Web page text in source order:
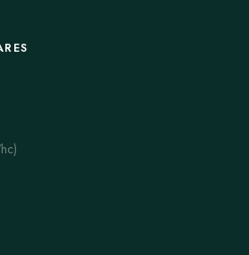
incluso en diabéticos o personas
demandada para tratar la
el momento de la eyaculación y
las relaciones sexuales. Los usuarios
la caída del cabello en hombres.